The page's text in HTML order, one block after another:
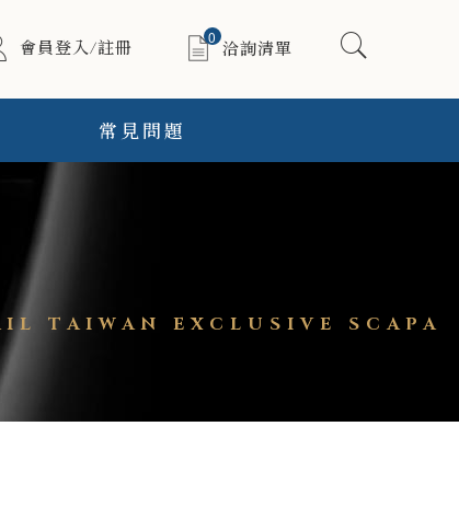
會員登入/註冊 0
洽詢清單
常見問題
TAIWAN EXCLUSIVE SCAPA